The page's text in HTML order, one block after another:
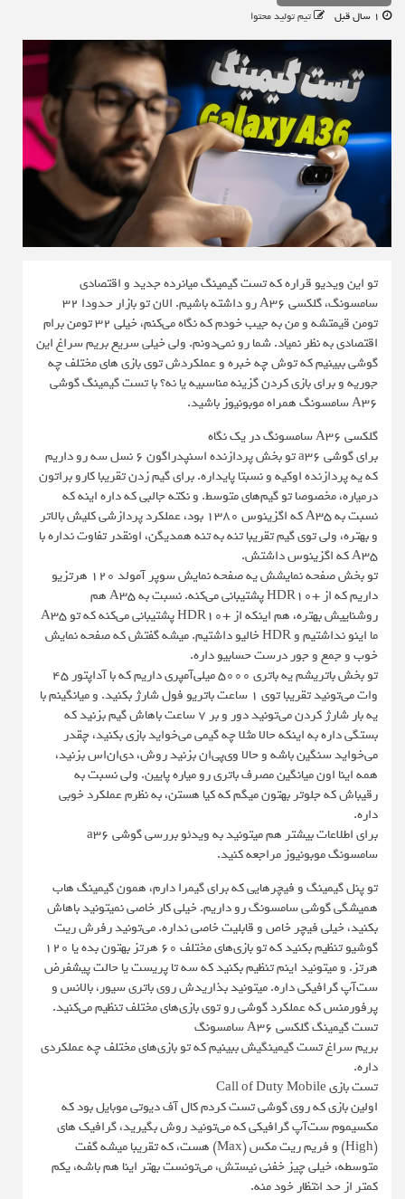
تیم تولید محتوا
تو این ویدیو قراره که تست گیمینگ میانرده جدید و اقتصادی
سامسونگ، گلکسی A36 رو داشته باشیم. الان تو بازار حدودا ۳۲
تومن قیمتشه و من به جیب خودم که نگاه می‌کنم، خیلی ۳۲ تومن برام
اقتصادی به نظر نمیاد. شما رو نمی‌دونم. ولی خیلی سریع بریم سراغ این
گوشی ببینیم که توش چه خبره و عملکردش توی بازی های مختلف چه
جوریه و برای بازی کردن گزینه مناسبیه یا نه؟ با تست گیمینگ گوشی
A36 سامسونگ همراه موبونیوز باشید.
گلکسی A36 سامسونگ در یک نگاه
برای گوشی a36 تو بخش پردازنده اسنپدراگون ۶ نسل سه رو داریم
که یه پردازنده اوکیه و نسبتا پایداره. برای گیم زدن تقریبا کارو براتون
درمیاره، مخصوصا تو گیم‌های متوسط. و نکته جالبی که داره اینه که
نسبت به A35 که اگزینوس ۱۳۸۰ بود، عملکرد پردازشی کلیش بالاتر
و بهتره، ولی توی گیم تقریبا تنه به تنه همدیگن، اونقدر تفاوت نداره با
A35 که اگزینوس داشتش.
تو بخش صفحه نمایشش یه صفحه نمایش سوپر آمولد ۱۲۰ هرتزیو
داریم که از +HDR10 پشتیبانی می‌کنه. نسبت به A35 هم
روشناییش بهتره، هم اینکه از +HDR10 پشتیبانی می‌کنه که تو A35
ما اینو نداشتیم و HDR خالیو داشتیم. میشه گفتش که صفحه نمایش
خوب و جمع و جور درست حسابیو داره.
تو بخش باتریشم یه باتری ۵۰۰۰ میلی‌آمپری داریم که با آداپتور ۴۵
وات می‌تونید تقریبا توی ۱ ساعت باتریو فول شارژ بکنید. و میانگینم با
یه بار شارژ کردن می‌تونید دور و بر ۷ ساعت باهاش گیم بزنید که
بستگی داره به اینکه حالا مثلا چه گیمی می‌خواید بازی بکنید، چقدر
می‌خواید سنگین باشه و حالا وی‌پی‌ان بزنید روش، دی‌ان‌اس بزنید،
همه اینا اون میانگین مصرف باتری رو میاره پایین. ولی نسبت به
رقیباش که جلوتر بهتون میگم که کیا هستن، به نظرم عملکرد خوبی
داره.
برای اطلاعات بیشتر هم میتونید به ویدئو بررسی گوشی a36
سامسونگ موبونیوز مراجعه کنید.
تو پنل گیمینگ و فیچرهایی که برای گیمرا دارم، همون گیمینگ هاب
همیشگی گوشی سامسونگ رو داریم. خیلی کار خاصی نمیتونید باهاش
بکنید، خیلی فیچر خاص و قابلیت خاصی نداره. می‌تونید رفرش ریت
گوشیو تنظیم بکنید که تو بازی‌های مختلف ۶۰ هرتز بهتون بده یا ۱۲۰
هرتز. و میتونید اینم تنظیم بکنید که سه تا پریست یا حالت پیشفرض
ست‌آپ گرافیکی داره. میتونید بذاریدش روی باتری سیور، بالانس و
پرفورمنس که عملکرد گوشی رو توی بازی‌های مختلف تنظیم می‌کنید.
تست گیمینگ گلکسی A36 سامسونگ
بریم سراغ تست گیمینگیش ببینیم که تو بازی‌های مختلف چه عملکردی
داره.
تست بازی Call of Duty Mobile
اولین بازی که روی گوشی تست کردم کال آف دیوتی موبایل بود که
مکسیموم ست‌آپ گرافیکی که می‌تونید روش بگیرید، گرافیک های
(High) و فریم ریت مکس (Max) هست، که تقریبا میشه گفت
متوسطه، خیلی چیز خفنی نیستش، می‌تونست بهتر اینا هم باشه، یکم
کمتر از حد انتظار خود منه.